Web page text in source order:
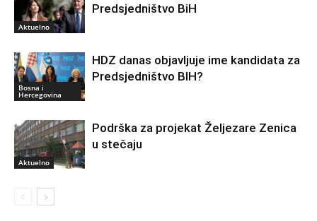
Aktuelno
Predsjedništvo BiH
Bosna i
Hercegovina
HDZ danas objavljuje ime kandidata za
Predsjedništvo BIH?
Aktuelno
Podrška za projekat Željezare Zenica
u stečaju